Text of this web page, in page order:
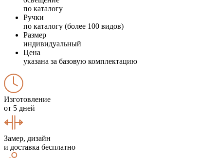
по каталогу
Ручки
по каталогу (более 100 видов)
Размер
индивидуальный
Цена
указана за базовую комплектацию
Изготовление
от 5 дней
Замер, дизайн
и доставка бесплатно